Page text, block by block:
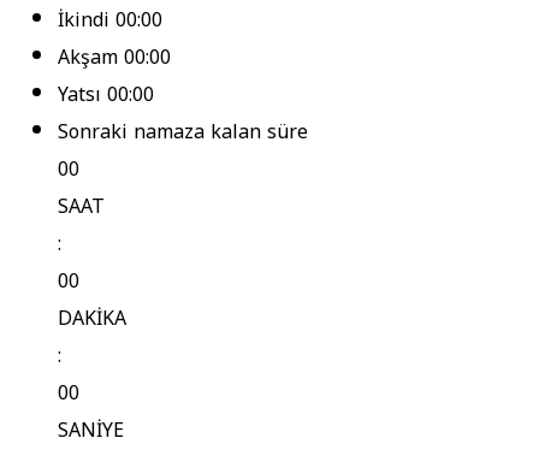
İkindi00:00
Akşam00:00
Yatsı00:00
Sonraki namaza kalan süre
00
SAAT
:
00
DAKİKA
:
00
SANİYE